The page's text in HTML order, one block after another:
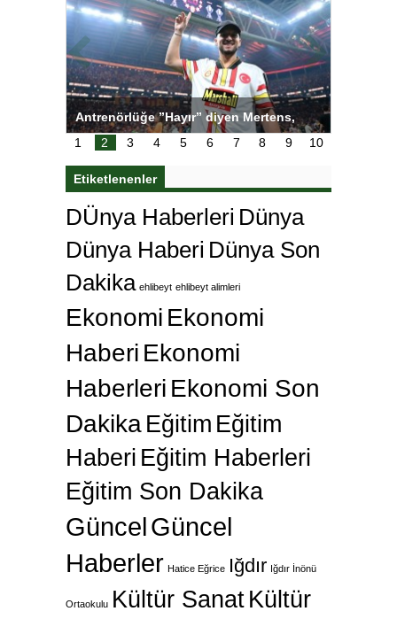
Antrenörlüğe ”Hayır” diyen Mertens,
Galatasaray’dan bakın ne istedi
1
2 3 4 5 6 7 8 9 10
Etiketlenenler
DÜnya Haberleri Dünya
Dünya Haberi Dünya Son
Dakika ehlibeyt ehlibeyt alimleri
Ekonomi Ekonomi
Haberi Ekonomi
Haberleri Ekonomi Son
Dakika Eğitim Eğitim
Haberi Eğitim Haberleri
Eğitim Son Dakika
GüncelGüncel
Haberler Hatice Eğrice Iğdır Iğdır İnönü
Ortaokulu Kültür SanatKültür